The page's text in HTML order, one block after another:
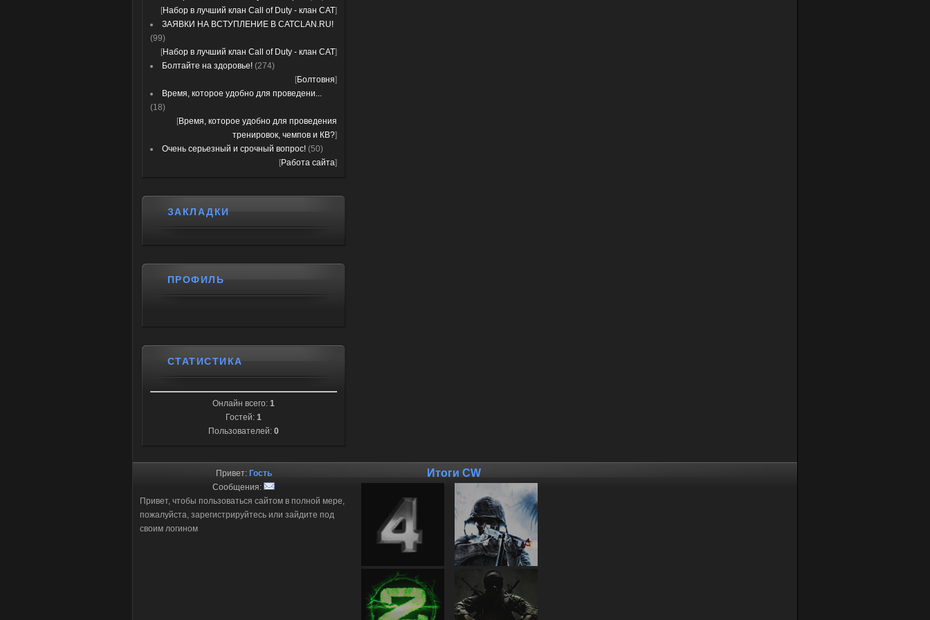
[Набор в лучший клан Call of Duty - клан CAT]
ЗАЯВКИ НА ВСТУПЛЕНИЕ В CATCLAN.RU!
(99)
[Набор в лучший клан Call of Duty - клан CAT]
Болтайте на здоровье! (274)
[Болтовня]
Время, которое удобно для проведени...
(18)
[Время, которое удобно для проведения
тренировок, чемпов и КВ?]
Очень серьезный и срочный вопрос! (50)
[Работа сайта]
ЗАКЛАДКИ
ПРОФИЛЬ
СТАТИСТИКА
Онлайн всего: 1
Гостей: 1
Пользователей: 0
Привет: Гость
Сообщения:
Привет, чтобы пользоваться сайтом в полной мере,
пожалуйста, зарегистрируйтесь или зайдите под
своим логином
Итоги CW